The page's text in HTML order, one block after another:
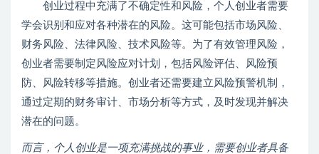
创业过程中充满了不确定性和风险，个人创业者需要
学会识别和应对各种潜在的风险。这可能包括市场风险、
财务风险、法律风险、技术风险等。为了有效管理风险，
创业者需要制定风险应对计划，包括风险评估、风险预
防、风险转移等措施。创业者还需要建立风险预警机制，
通过定期的财务审计、市场分析等方式，及时发现并解决
潜在的问题。
而言，个人创业是一项充满挑战的事业，需要创业者具备